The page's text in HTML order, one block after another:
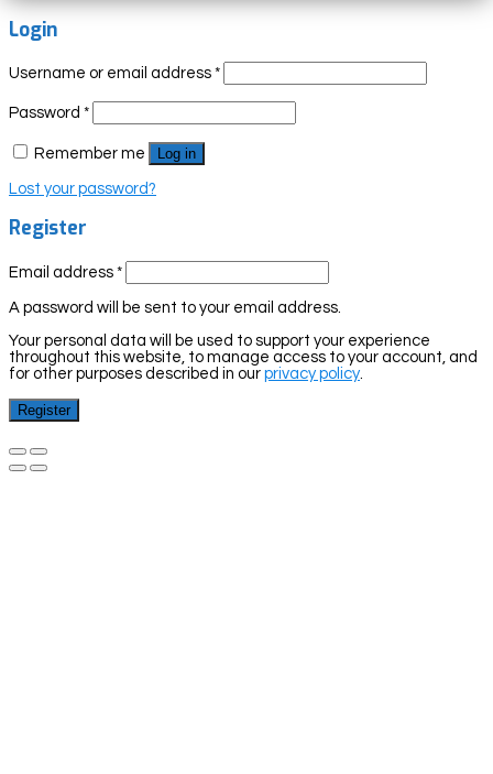
Login
Username or email address *
Password *
Remember me Log in
Lost your password?
Register
Email address *
A password will be sent to your email address.
Your personal data will be used to support your experience
throughout this website, to manage access to your account, and
for other purposes described in our privacy policy.
Register